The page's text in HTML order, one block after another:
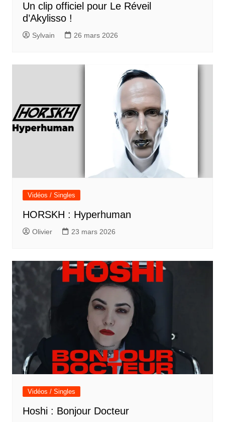
Un clip officiel pour Le Réveil
d’Akylisso !
Sylvain 26 mars 2026
Vidéos / Singles
HORSKH : Hyperhuman
Olivier 23 mars 2026
Vidéos / Singles
Hoshi : Bonjour Docteur